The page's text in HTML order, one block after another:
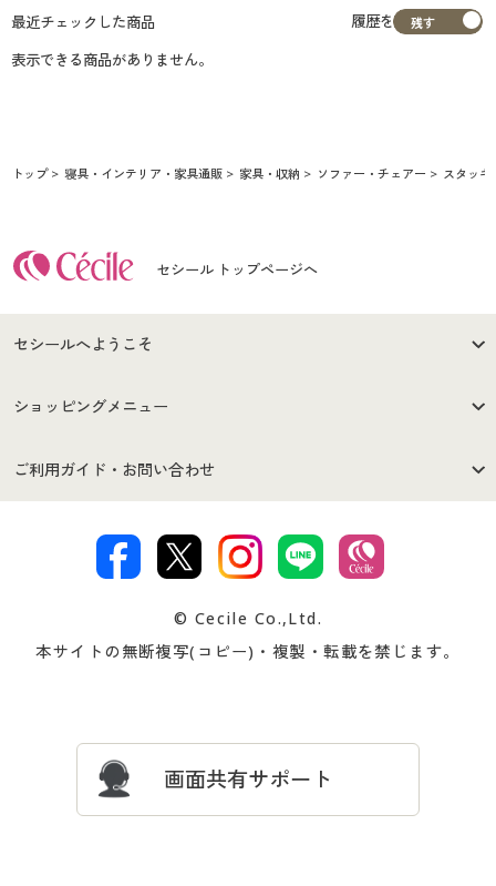
最近チェックした商品
履歴を
表示できる商品がありません。
トップ 寝具・インテリア・家具通販 家具・収納 ソファー・チェアー スタッキ
セシール トップページへ
セシールへようこそ
はじめての方へ
セシールご利用規約
著作権・商標について 会社案内
ショッピングメニュー
商品カテゴリ
プレゼント＆キャンペーン サイトマップ
ご利用ガイド・お問い合わせ
交換・返品は お支払は
ついて
忘れの場合
© Cecile Co.,Ltd.
本サイトの無断複写(コピー)・複製・転載を禁じます。
画面共有サポート